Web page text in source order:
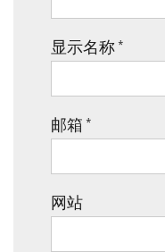
显示名称*
邮箱 *
网站